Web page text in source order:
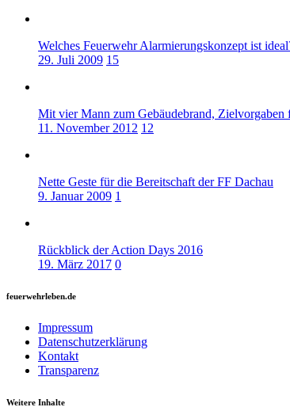
Welches Feuerwehr Alarmierungskonzept ist
29. Juli 2009 15
Mit vier Mann zum Gebäudebrand,
11. November 2012 12
Nette Geste für die Bereitschaft der FF Dachau
9. Januar 2009 1
Rückblick der Action Days 2016
19. März 2017 0
feuerwehrleben.de
Impressum
Datenschutzerklärung
Kontakt
Transparenz
Weitere Inhalte